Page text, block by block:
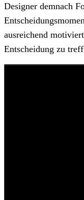
Designer demnach
ausreichend
Entscheidung zu